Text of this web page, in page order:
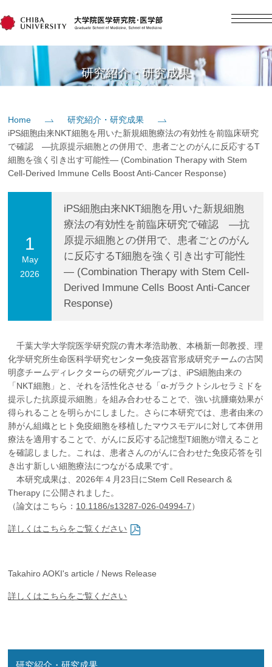
日本語
教育
社会貢献
研究紹介・研究成果
Home
研究紹介・研究成果
iPS細胞由来NKT細胞を用いた新規細胞療法の有効性を前臨床研究
で確認 ―抗原提示細胞との併用で、患者ごとのがんに反応するT
細胞を強く引き出す可能性― (Combination Therapy with Stem
Cell-Derived Immune Cells Boost Anti-Cancer Response)
1
May
2026
iPS細胞由来NKT細胞を用いた新規細胞
療法の有効性を前臨床研究で確認 ―抗
原提示細胞との併用で、患者ごとのがん
に反応するT細胞を強く引き出す可能性
― (Combination Therapy with Stem Cell-
Derived Immune Cells Boost Anti-Cancer
Response)
千葉大学大学院医学研究院の青木孝浩助教、本橋新一郎教授、理
化学研究所生命医科学研究センター免疫器官形成研究チームの古関
明彦チームディレクターらの研究グループは、iPS細胞由来の
「NKT細胞」と、それを活性化させる「α-ガラクトシルセラミドを
提示した抗原提示細胞」を組み合わせることで、強い抗腫瘍効果が
得られることを明らかにしました。さらに本研究では、患者由来の
肺がん組織とヒト免疫細胞を移植したマウスモデルに対して本併用
療法を適用することで、がんに反応する記憶型T細胞が増えること
を確認しました。これは、患者さんのがんに合わせた免疫応答を引
き出す新しい細胞療法につながる成果です。
本研究成果は、2026年４月23日にStem Cell Research &
Therapy に公開されました。
（論文はこちら： 10.1186/s13287-026-04994-7）
詳しくはこちらをご覧ください
Takahiro AOKI's article / News Release
詳しくはこちらをご覧ください